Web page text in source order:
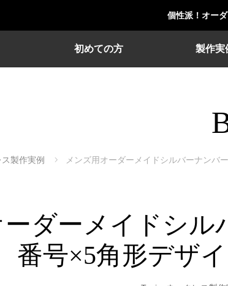
個性派！オー
初めての方 製作実
製作実例 メンズ用オーダーメイドシルバーナンバ
ダーメイドシ
番号×5角形デザ